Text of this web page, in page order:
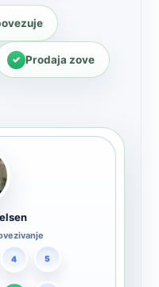
Prodaja zove
4 5